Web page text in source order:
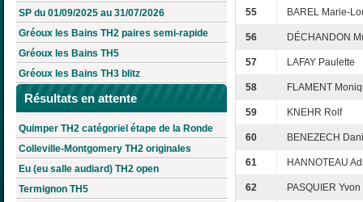
SP du 01/09/2025 au 31/07/2026
Gréoux les Bains TH2 paires semi-rapide
Gréoux les Bains TH5
Gréoux les Bains TH3 blitz
Résultats en attente
Quimper TH2 catégoriel étape de la Ronde
Colleville-Montgomery TH2 originales
Eu (eu salle audiard) TH2 open
Termignon TH5
55 BAREL Marie-
56 DÉCHANDON
57 LAFAY Paulette
58 FLAMENT
59 KNEHR Rolf
60 BENEZECH
61 HANNOTEAU
62 PASQUIER Yvon